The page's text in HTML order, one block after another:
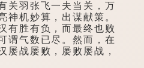
关羽张飞一夫当关，万
神机妙算，出谋献策。
有胜有负，而最终也败
谓气数已尽。然而，在
屡战屡败，屡败屡战，